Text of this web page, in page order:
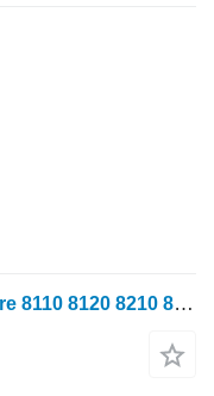
R193155 Ritzelwelle für John Deere 8110 8120 8210 8230 8330 8430 Radtraktor